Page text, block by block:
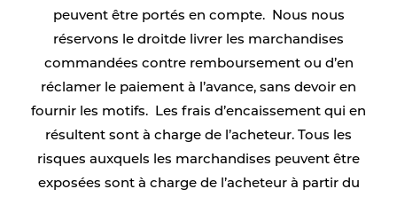
peuvent être portés en compte. Nous nous
réservons le droitde livrer les marchandises
commandées contre remboursement ou d’en
réclamer le paiement à l’avance, sans devoir en
fournir les motifs. Les frais d’encaissement qui en
résultent sont à charge de l’acheteur. Tous les
risques auxquels les marchandises peuvent être
exposées sont à charge de l’acheteur à partir du